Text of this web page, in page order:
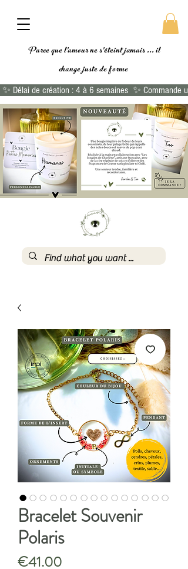
✨ Délai de création : 4 à 6 semaines  ✨
Parce que l'amour ne s'éteint jamais ... il
changejuste de forme
Bracelet Souvenir
Polaris
€41.00Price